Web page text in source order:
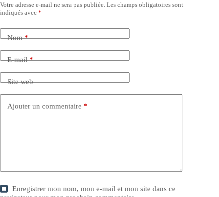
Votre adresse e-mail ne sera pas publiée. Les champs obligatoires sont
indiqués avec *
Nom*
E-mail*
Site web
Ajouter un commentaire *
Enregistrer mon nom, mon e-mail et mon site dans ce